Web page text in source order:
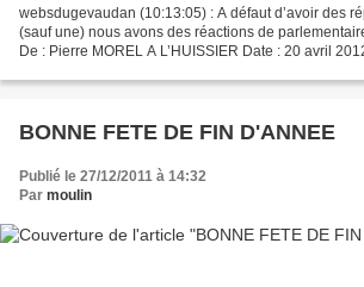
websdugevaudan (10:13:05) : A défaut d’avoir des
(sauf une) nous avons des réactions de
De : Pierre MOREL A L’HUISSIER Date : 20 avril
BONNE FETE DE FIN D'ANNEE
Publié le 27/12/2011 à 14:32
Par moulin